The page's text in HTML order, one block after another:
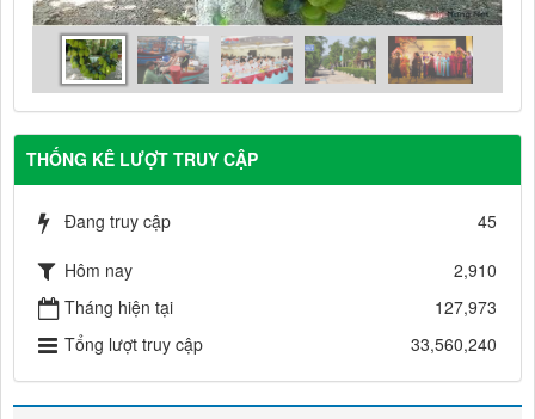
THỐNG KÊ LƯỢT TRUY CẬP
Đang truy cập 45
Hôm nay
2,910
Tháng hiện tại
127,973
Tổng lượt truy cập
33,560,240